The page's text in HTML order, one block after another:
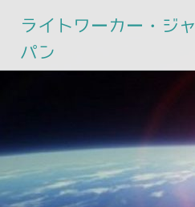
ライトワーカー・ジャ
パン